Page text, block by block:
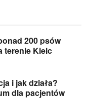
200 psów
terenie Kielc
i jak działa?
dla pacjentów